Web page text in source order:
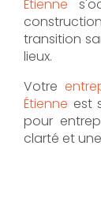
Étienne
transition
lieux.
Votre
Étienne est
pour
clarté et